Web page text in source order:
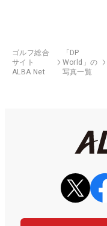
ゴルフ総合
サイト
ALBA Net
「DP
World」の
写真一覧